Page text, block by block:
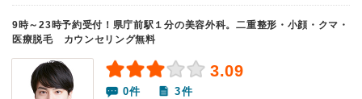
9時～23時予約受付！県庁前駅１分の美容外科。二重整形・小顔・クマ・
医療脱毛 カウンセリング無料
3.09
0件 3件